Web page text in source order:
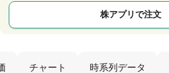
株アプリで注文
チャート 時系列データ